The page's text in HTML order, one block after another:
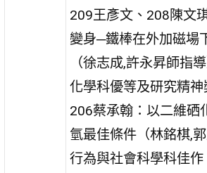
209王彥文、208陳文
變身─鐵棒在外加磁場
（徐志成,許永昇師指導
化學科優等及研究精神
206蔡承翰：以二維硒
氫最佳條件（林銘棋,郭
行為與社會科學科佳作